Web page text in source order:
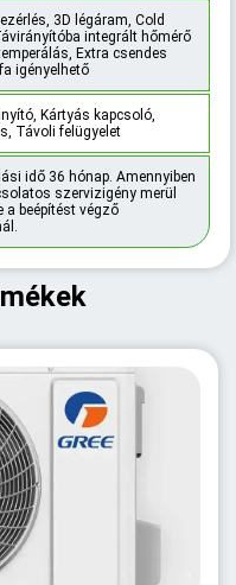
3D légáram, Cold
integrált hőmérő
Extra csendes
igényelhető
Kártyás kapcsoló,
Távoli felügyelet
idő 36 hónap. Amennyiben
szervizigény merül
a beépítést végző